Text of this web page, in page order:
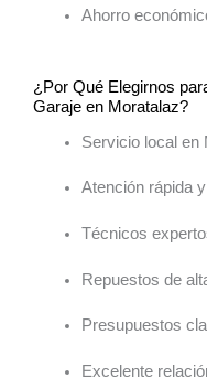
Ahorro
¿Por Qué Elegirnos
Garaje en Moratalaz?
Servicio local en
Atención rápida
Técnicos
Repuestos de
Presupuestos
Excelente